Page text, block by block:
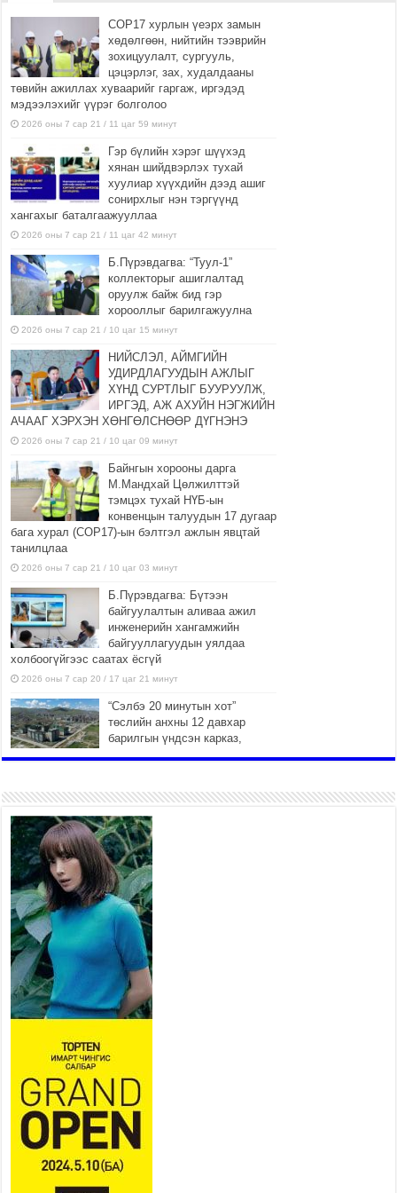
COP17 хурлын үеэрх замын
хөдөлгөөн, нийтийн тээврийн
зохицуулалт, сургууль,
цэцэрлэг, зах, худалдааны
төвийн ажиллах хуваарийг гаргаж, иргэдэд
мэдээлэхийг үүрэг болголоо
2026 оны 7 сар 21 / 11 цаг 59 минут
Гэр бүлийн хэрэг шүүхэд
хянан шийдвэрлэх тухай
хуулиар хүүхдийн дээд ашиг
сонирхлыг нэн тэргүүнд
хангахыг баталгаажууллаа
2026 оны 7 сар 21 / 11 цаг 42 минут
Б.Пүрэвдагва: “Туул-1”
коллекторыг ашиглалтад
оруулж байж бид гэр
хорооллыг барилгажуулна
2026 оны 7 сар 21 / 10 цаг 15 минут
НИЙСЛЭЛ, АЙМГИЙН
УДИРДЛАГУУДЫН АЖЛЫГ
ХҮНД СУРТЛЫГ БУУРУУЛЖ,
ИРГЭД, АЖ АХУЙН НЭГЖИЙН
АЧААГ ХЭРХЭН ХӨНГӨЛСНӨӨР ДҮГНЭНЭ
2026 оны 7 сар 21 / 10 цаг 09 минут
Байнгын хорооны дарга
М.Мандхай Цөлжилттэй
тэмцэх тухай НҮБ-ын
конвенцын талуудын 17 дугаар
бага хурал (СОР17)-ын бэлтгэл ажлын явцтай
танилцлаа
2026 оны 7 сар 21 / 10 цаг 03 минут
Б.Пүрэвдагва: Бүтээн
байгуулалтын аливаа ажил
инженерийн хангамжийн
байгууллагуудын уялдаа
холбоогүйгээс саатах ёсгүй
2026 оны 7 сар 20 / 17 цаг 21 минут
“Сэлбэ 20 минутын хот”
төслийн анхны 12 давхар
барилгын үндсэн карказ,
цутгалтын ажил дууслаа
Мопед, скүүтер, тэдгээртэй
адилтгах үзүүлэлт бүхий
тээврийн хэрэгсэлтэй
холбоотой нийслэлийн засаг
дарга захирамж гаргалаа
2026 оны 7 сар 20 / 17 цаг 11 минут
Төв цэвэрлэх байгууламжид
хоногт дунджаар 3 тонн хатуу
хог хаягдал ирж байна
2026 оны 7 сар 20 / 12 цаг 06 минут
“Эхийн алдар” одонгийн
шаардлагыг хөнгөрүүллээ
“Жил бүрийн өвөл, жил бүрийн ижил асуудал”
2026 оны 7 сар 20 / 11 цаг 16 минут
Б.Пүрэвдагва: Нийслэлд хийх бүх замыг ус
зайлуулах хоолойтой, явган хүний болон дугуйн
замтай байлгах стандарт мөрдөнө
2026 оны 7 сар 20 / 9 цаг 24 минут
Б.Пүрэвдагва: Хотын төвөөс Бэлх, Сэлх